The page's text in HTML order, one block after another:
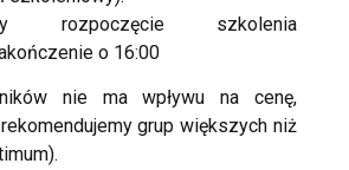
rozpoczęcie szkolenia
o 16:00
nie ma wpływu na cenę,
grup większych niż